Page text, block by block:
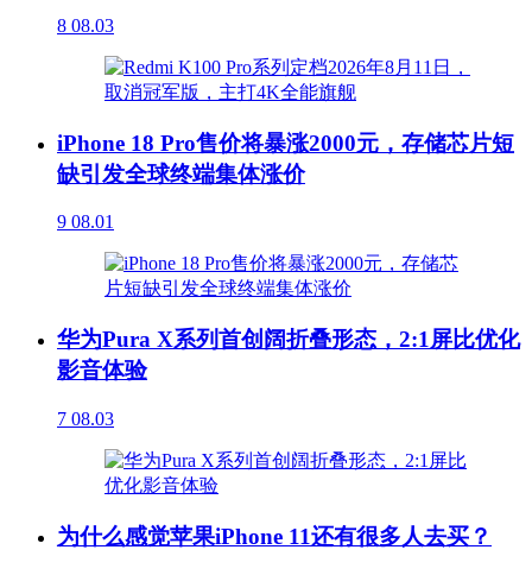
8 08.03
iPhone 18 Pro售价将暴涨2000元，存储芯片短
缺引发全球终端集体涨价
9 08.01
华为Pura X系列首创阔折叠形态，2:1屏比优化
影音体验
7 08.03
为什么感觉苹果iPhone 11还有很多人去买？